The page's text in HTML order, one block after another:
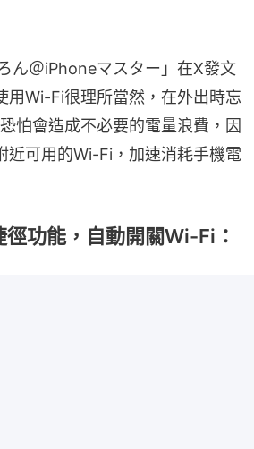
ん＠iPhoneマスター」在X發文
用Wi-Fi很理所當然，在外出時忘
怕會造成不必要的電量浪費，因
近可用的Wi-Fi，加速消耗手機電
功能，自動開關Wi-Fi：